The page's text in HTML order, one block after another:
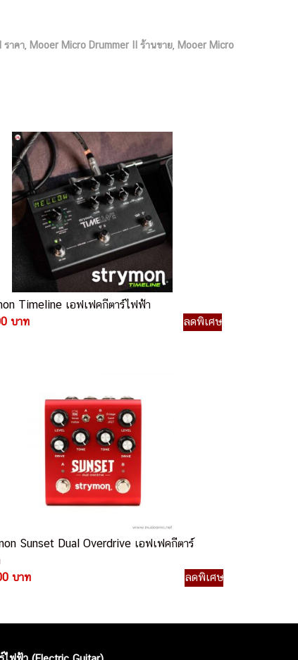
ราคา Mooer Micro Drummer II ร้านขาย Mooer Micro
Timeline เอฟเฟคกีตาร์ไฟฟ้า
บาท
ลดพิเศษ
Sunset Dual Overdrive เอฟเฟคกีตาร์
บาท
ลดพิเศษ